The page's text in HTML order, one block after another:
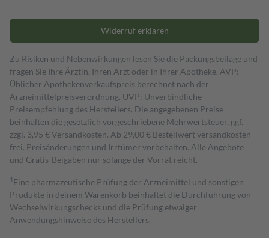
Widerruf erklären
Zu Risiken und Nebenwirkungen lesen Sie die Packungsbeilage und
fragen Sie Ihre Ärztin, Ihren Arzt oder in Ihrer Apotheke. AVP:
Üblicher Apothekenverkaufspreis berechnet nach der
Arzneimittelpreisverordnung. UVP: Unverbindliche
Preisempfehlung des Herstellers. Die angegebenen Preise
beinhalten die gesetzlich vorgeschriebene Mehrwertsteuer, ggf.
zzgl. 3,95 € Versandkosten. Ab 29,00 € Bestell­wert versand­kosten­
frei. Preisänderungen und Irrtümer vorbehalten. Alle Angebote
und Gratis-Beigaben nur solange der Vorrat reicht.
1 Eine pharmazeutische Prüfung der Arzneimittel und sonstigen
Produkte in deinem Warenkorb beinhaltet die Durchführung von
Wechselwirkungschecks und die Prüfung etwaiger
Anwendungshinweise des Herstellers.